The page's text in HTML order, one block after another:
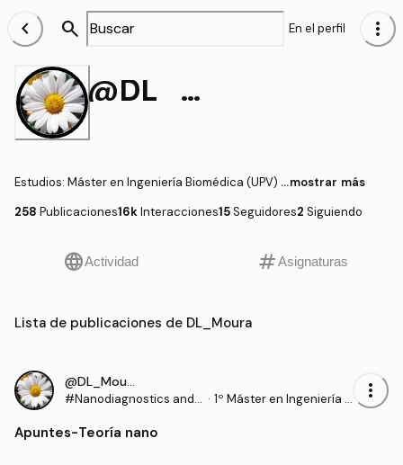
chevron_left search En el perfil more_vert
@DL_Moura
Estudios: Máster en Ingeniería Biomédica (UPV) ...mostrar más
258 Publicaciones16kInteracciones15Seguidores2 Siguiendo
languageActividad tagAsignaturas
Lista de publicaciones de DL_Moura
@DL_Moura
#Nanodiagnostics and
· 1º Máster en Ingeniería B
more_vert
Apuntes-Teoría nano